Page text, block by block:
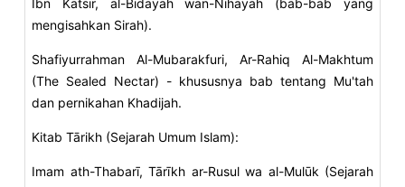
Ibn Katsīr, al-Bidāyah wan-Nihāyah (bab-bab yang
mengisahkan Sirah).
Shafiyurrahman Al-Mubarakfuri, Ar-Rahiq Al-Makhtum
(The Sealed Nectar) - khususnya bab tentang Mu'tah
dan pernikahan Khadijah.
Kitab Tārikh (Sejarah Umum Islam):
Imam ath-Thabarī, Tārīkh ar-Rusul wa al-Mulūk (Sejarah